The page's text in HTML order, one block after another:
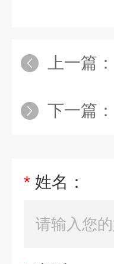
上一篇：
下一篇：
* 姓名：